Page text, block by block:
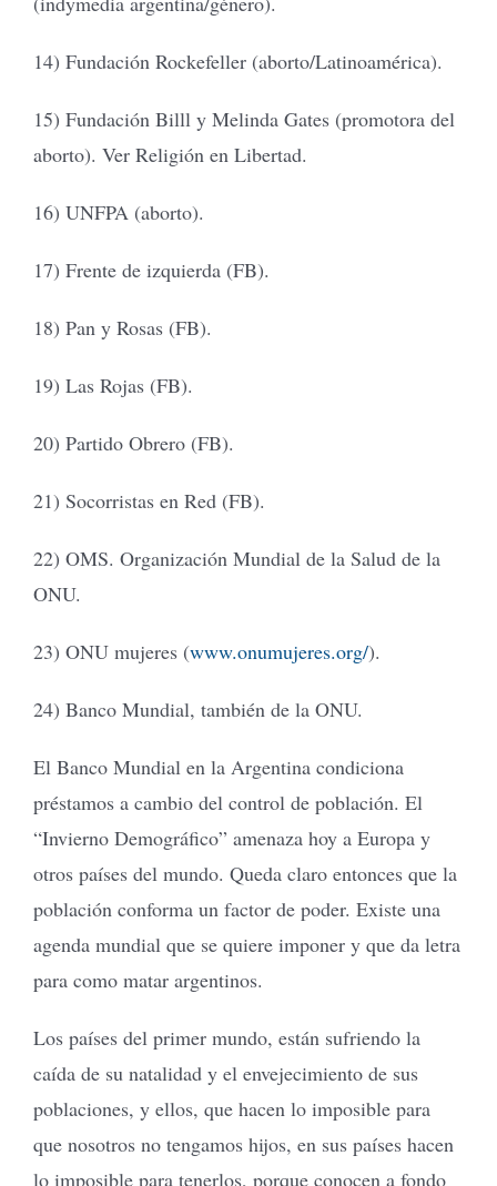
14) Fundación Rockefeller (aborto/Latinoamérica).
15) Fundación Billl y Melinda Gates (promotora del
aborto). Ver Religión en Libertad.
16) UNFPA (aborto).
17) Frente de izquierda (FB).
18) Pan y Rosas (FB).
19) Las Rojas (FB).
20) Partido Obrero (FB).
21) Socorristas en Red (FB).
22) OMS. Organización Mundial de la Salud de la
ONU.
23) ONU mujeres (www.onumujeres.org/).
24) Banco Mundial, también de la ONU.
El Banco Mundial en la Argentina condiciona
préstamos a cambio del control de población. El
“Invierno Demográfico” amenaza hoy a Europa y
otros países del mundo. Queda claro entonces que la
población conforma un factor de poder. Existe una
agenda mundial que se quiere imponer y que da letra
para como matar argentinos.
Los países del primer mundo, están sufriendo la
caída de su natalidad y el envejecimiento de sus
poblaciones, y ellos, que hacen lo imposible para
que nosotros no tengamos hijos, en sus países hacen
lo imposible para tenerlos, porque conocen a fondo